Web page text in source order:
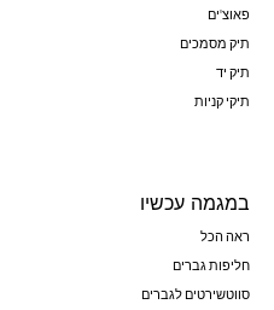
פאוצ'ים
תיק מסמכים
תיק יד
תיקי קניות
במגמה עכשיו
ראה הכל
חליפות גברים
סווטשירטים לגברים